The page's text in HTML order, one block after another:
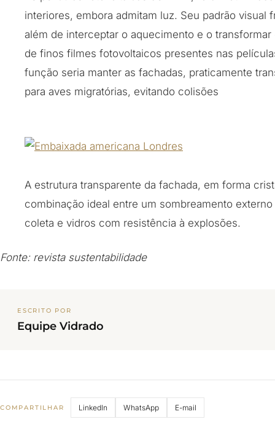
interiores, embora admitam luz. Seu padrão visual
além de interceptar o aquecimento e o
de finos filmes fotovoltaicos presentes nas
função seria manter as fachadas, praticamente
para aves migratórias, evitando colisões
A estrutura transparente da fachada, em forma
combinação ideal entre um sombreamento
coleta e vidros com resistência à explosões.
Fonte: revista sustentabilidade
ESCRITO POR
Equipe Vidrado
COMPARTILHAR LinkedIn WhatsApp E-mail